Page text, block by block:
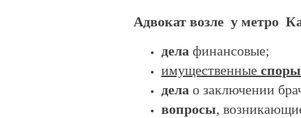
Адвокат возле у метро
дела финансовые;
имущественные споры
дела о заключении
вопросы,